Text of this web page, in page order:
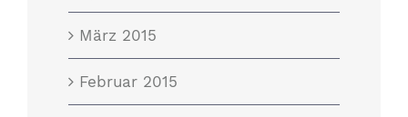
März 2015
Februar 2015